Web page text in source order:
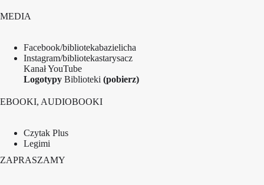
MEDIA
Facebook/bibliotekabazielicha
Instagram/bibliotekastarysacz
Kanał YouTube
Logotypy Biblioteki (pobierz)
EBOOKI, AUDIOBOOKI
Czytak Plus
Legimi
ZAPRASZAMY